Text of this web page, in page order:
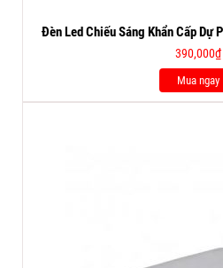
Đèn Led Chiếu Sáng Khẩn Cấp Dự
390,000₫
Mua ngay